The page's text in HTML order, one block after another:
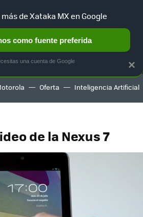
HOME AUTO TERRITORIO
Oferta Inteligencia Artificial
de la Nexus 7
×
de Xataka MX en Google
como fuente preferida
una cuenta de Google